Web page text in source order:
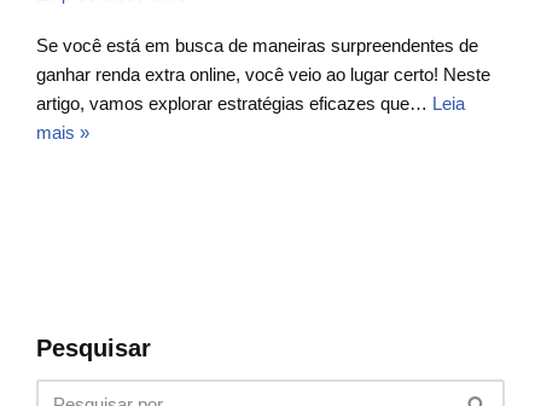
Se você está em busca de maneiras surpreendentes de
ganhar renda extra online, você veio ao lugar certo! Neste
artigo, vamos explorar estratégias eficazes que… Leia
mais »
Pesquisar